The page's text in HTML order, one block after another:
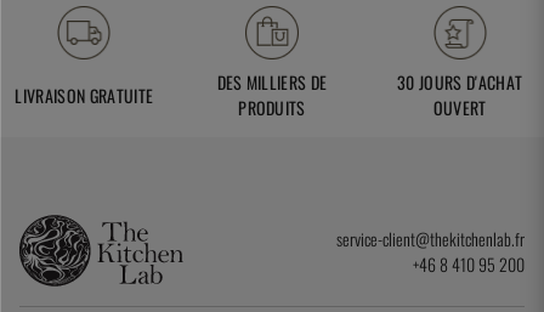
LIVRAISON GRATUITE
DES MILLIERS DE
PRODUITS
30 JOURS D'ACHAT
OUVERT
service-client@thekitchenlab.fr
+46 8 410 95 200